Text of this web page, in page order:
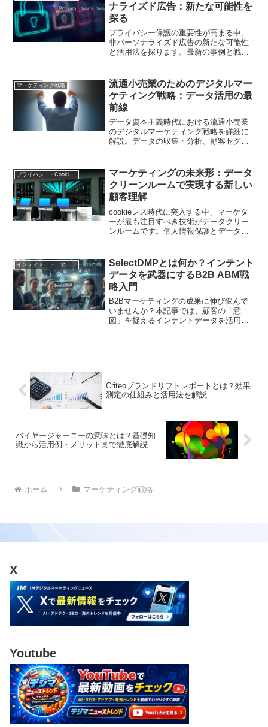
ナライズド広告：新たな可能性を
探る
プライバシー保護の重要性が高まる中、
非パーソナライズド広告の新たな可能性
と活用法を探ります。最新の事例と戦略
マーケティング戦略
流通小売業のためのデジタルマー
ケティング戦略：データ活用の最
前線
データ資本主義時代における流通小売業
のデジタルマーケティング戦略を詳細に
解説。データの収集・分析、顧客セグメ
す。
プライバシー・Cookie規制
マーケティングの未来形：データ
クリーンルームで実現する新しい
顧客理解
cookieレス時代に突入する中、マーケタ
ーが最も注目すべき技術がデータクリー
ンルームです。個人情報保護とデータ活
ともに徹底解説します
SelectDMPとは何か？インテント
データを武器にするB2B ABM戦
略入門
B2Bマーケティングの成果に伸び悩んで
いませんか？本記事では、顧客の「意
図」を捉えるインテントデータを活用し
Criteoブランドリフトレポートとは？効果
測定の仕組みと活用法を解説
バイヤージャーニーの意味とは？基礎知
識から活用例・メリットまで徹底解説
ホーム マーケティング戦略
X
Youtube